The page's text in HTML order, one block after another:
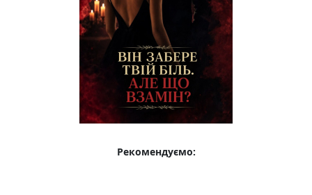
Рекомендуємо: